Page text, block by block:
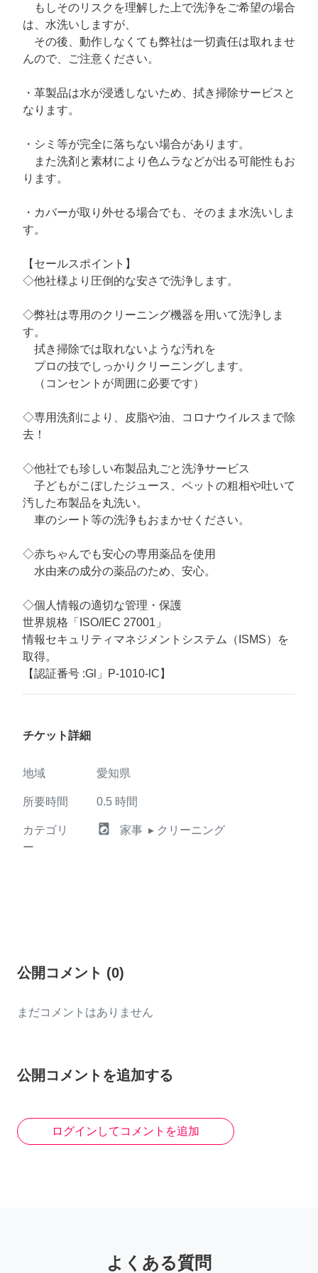
もしそのリスクを理解した上で洗浄をご希望の場合
は、水洗いしますが、
その後、動作しなくても弊社は一切責任は取れませ
んので、ご注意ください。
・革製品は水が浸透しないため、拭き掃除サービスと
なります。
・シミ等が完全に落ちない場合があります。
また洗剤と素材により色ムラなどが出る可能性もお
ります。
・カバーが取り外せる場合でも、そのまま水洗いしま
す。
【セールスポイント】
◇他社様より圧倒的な安さで洗浄します。
◇弊社は専用のクリーニング機器を用いて洗浄しま
す。
拭き掃除では取れないような汚れを
プロの技でしっかりクリーニングします。
（コンセントが周囲に必要です）
◇専用洗剤により、皮脂や油、コロナウイルスまで除
去！
◇他社でも珍しい布製品丸ごと洗浄サービス
子どもがこぼしたジュース、ペットの粗相や吐いて
汚した布製品を丸洗い。
車のシート等の洗浄もおまかせください。
◇赤ちゃんでも安心の専用薬品を使用
水由来の成分の薬品のため、安心。
◇個人情報の適切な管理・保護
世界規格「ISO/IEC 27001」
情報セキュリティマネジメントシステム（ISMS）を
取得。
【認証番号 :Gl」P-1010-lC】
チケット詳細
地域 愛知県
所要時間 0.5 時間
カテゴリ
ー
local_laundry_service 家事 ▸ クリーニング
公開コメント (0)
まだコメントはありません
公開コメントを追加する
ログインしてコメントを追加
よくある質問